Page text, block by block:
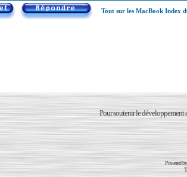
Tout sur les MacBook Index
Pour soutenir le développement
Powered